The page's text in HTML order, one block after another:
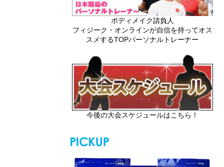
ボディメイク請負人
フィジーク・オンラインが自信を持ってオス
スメするTOPパーソナルトレーナー
今後の大会スケジュールはこちら！